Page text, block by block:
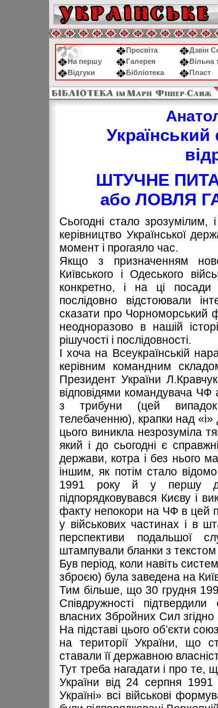
Просвіта
Дзвін
На першу
Галерея
Вільна
Відгуки
Бібліотека Пласт
ШТУЧНЕ
або ЛОВЛЯ
Сьогодні стало
керівництво Української
момент і прогаяло час.
Якщо з призначенням
Київського і Одеського
конкретно, і на ці
послідовно відстоювали
сказати про Чорноморський
неодноразово в нашій
рішучості і послідовності.
І хоча на Всеукраїнській
керівним командним
Президент України
відповідями командувача ЧФ
з трибуни (цей випадок
телебаченню), крапки над «і»
цього виникла незрозуміла
який і до сьогодні є
держави, котра і без нього
іншим, як потім стало
1991 року й у першу
підпорядковувався Києву і
факту непокори на ЧФ в цей
у військових частинах і в
перспективи подальшої
штампували бланки з текстом
Був період, коли навіть
зброєю) була заведена на
Тим більше, що 30 грудня
Співдружності
власних Збройних Сил
На підставі цього об’єкти
на території України, що
ставали її державною
Тут треба нагадати і про те,
України від 24 серпня
Україні» всі військові